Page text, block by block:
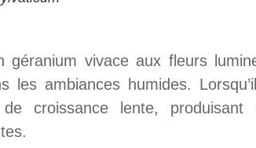
géranium vivace aux fleurs
les ambiances humides.
croissance lente, produisant